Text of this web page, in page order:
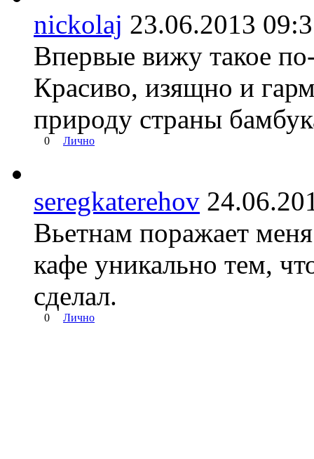
nickolaj 23.06.2013
Впервые вижу такое
Красиво, изящно и
природу страны
0 Лично
seregkaterehov
Вьетнам поражает
кафе уникально тем,
сделал.
0 Лично